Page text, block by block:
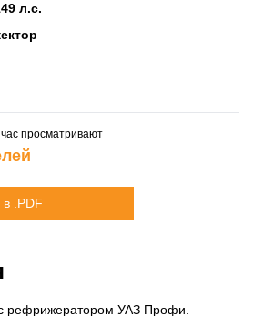
л.с.
просматривают
в .PDF
рефрижератором УАЗ Профи.